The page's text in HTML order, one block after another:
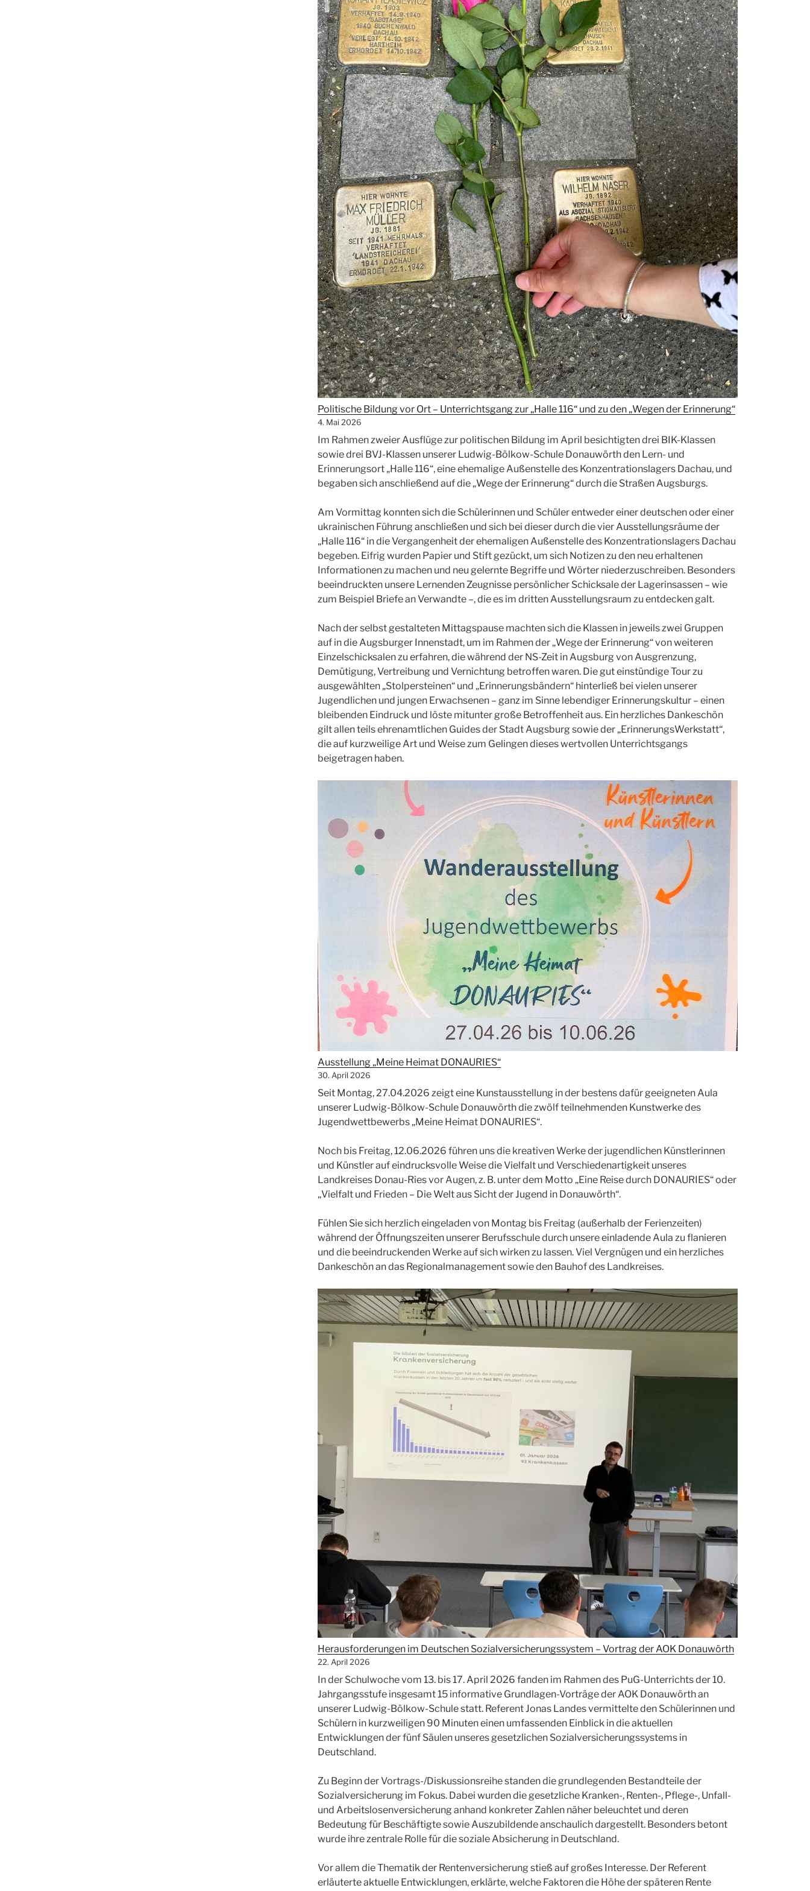
Politische Bildung vor Ort – Unterrichtsgang zur „Halle 116“ und zu den „Wegen der Erinnerung“
4. Mai 2026
Im Rahmen zweier Ausflüge zur politischen Bildung im April besichtigten drei BIK-Klassen
sowie drei BVJ-Klassen unserer Ludwig-Bölkow-Schule Donauwörth den Lern- und
Erinnerungsort „Halle 116“, eine ehemalige Außenstelle des Konzentrationslagers Dachau, und
begaben sich anschließend auf die „Wege der Erinnerung“ durch die Straßen Augsburgs.
Am Vormittag konnten sich die Schülerinnen und Schüler entweder einer deutschen oder einer
ukrainischen Führung anschließen und sich bei dieser durch die vier Ausstellungsräume der
„Halle 116“ in die Vergangenheit der ehemaligen Außenstelle des Konzentrationslagers Dachau
begeben. Eifrig wurden Papier und Stift gezückt, um sich Notizen zu den neu erhaltenen
Informationen zu machen und neu gelernte Begriffe und Wörter niederzuschreiben. Besonders
beeindruckten unsere Lernenden Zeugnisse persönlicher Schicksale der Lagerinsassen – wie
zum Beispiel Briefe an Verwandte –, die es im dritten Ausstellungsraum zu entdecken galt.
Nach der selbst gestalteten Mittagspause machten sich die Klassen in jeweils zwei Gruppen
auf in die Augsburger Innenstadt, um im Rahmen der „Wege der Erinnerung“ von weiteren
Einzelschicksalen zu erfahren, die während der NS-Zeit in Augsburg von Ausgrenzung,
Demütigung, Vertreibung und Vernichtung betroffen waren. Die gut einstündige Tour zu
ausgewählten „Stolpersteinen“ und „Erinnerungsbändern“ hinterließ bei vielen unserer
Jugendlichen und jungen Erwachsenen – ganz im Sinne lebendiger Erinnerungskultur – einen
bleibenden Eindruck und löste mitunter große Betroffenheit aus. Ein herzliches Dankeschön
gilt allen teils ehrenamtlichen Guides der Stadt Augsburg sowie der „ErinnerungsWerkstatt“,
die auf kurzweilige Art und Weise zum Gelingen dieses wertvollen Unterrichtsgangs
beigetragen haben.
Ausstellung „Meine Heimat DONAURIES“
30. April 2026
Seit Montag, 27.04.2026 zeigt eine Kunstausstellung in der bestens dafür geeigneten Aula
unserer Ludwig-Bölkow-Schule Donauwörth die zwölf teilnehmenden Kunstwerke des
Jugendwettbewerbs „Meine Heimat DONAURIES“.
Noch bis Freitag, 12.06.2026 führen uns die kreativen Werke der jugendlichen Künstlerinnen
und Künstler auf eindrucksvolle Weise die Vielfalt und Verschiedenartigkeit unseres
Landkreises Donau-Ries vor Augen, z. B. unter dem Motto „Eine Reise durch DONAURIES“ oder
„Vielfalt und Frieden – Die Welt aus Sicht der Jugend in Donauwörth“.
Fühlen Sie sich herzlich eingeladen von Montag bis Freitag (außerhalb der Ferienzeiten)
während der Öffnungszeiten unserer Berufsschule durch unsere einladende Aula zu flanieren
und die beeindruckenden Werke auf sich wirken zu lassen. Viel Vergnügen und ein herzliches
Dankeschön an das Regionalmanagement sowie den Bauhof des Landkreises.
Herausforderungen im Deutschen Sozialversicherungssystem – Vortrag der AOK Donauwörth
22. April 2026
In der Schulwoche vom 13. bis 17. April 2026 fanden im Rahmen des PuG-Unterrichts der 10.
Jahrgangsstufe insgesamt 15 informative Grundlagen-Vorträge der AOK Donauwörth an
unserer Ludwig-Bölkow-Schule statt. Referent Jonas Landes vermittelte den Schülerinnen und
Schülern in kurzweiligen 90 Minuten einen umfassenden Einblick in die aktuellen
Entwicklungen der fünf Säulen unseres gesetzlichen Sozialversicherungssystems in
Deutschland.
Zu Beginn der Vortrags-/Diskussionsreihe standen die grundlegenden Bestandteile der
Sozialversicherung im Fokus. Dabei wurden die gesetzliche Kranken-, Renten-, Pflege-, Unfall-
und Arbeitslosenversicherung anhand konkreter Zahlen näher beleuchtet und deren
Bedeutung für Beschäftigte sowie Auszubildende anschaulich dargestellt. Besonders betont
wurde ihre zentrale Rolle für die soziale Absicherung in Deutschland.
Vor allem die Thematik der Rentenversicherung stieß auf großes Interesse. Der Referent
erläuterte aktuelle Entwicklungen, erklärte, welche Faktoren die Höhe der späteren Rente